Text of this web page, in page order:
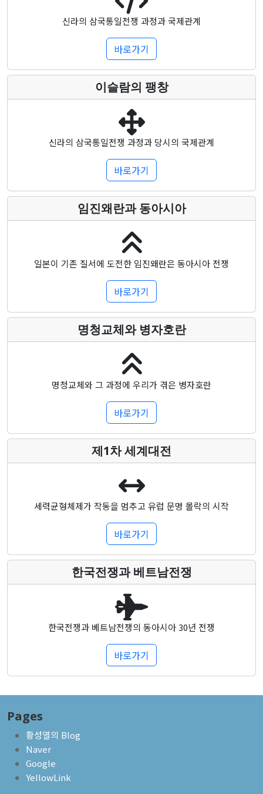
신라의 삼국통일전쟁 과정과 국제관계
바로가기
이슬람의 팽창
신라의 삼국통일전쟁 과정과 당시의 국제관계
바로가기
임진왜란과 동아시아
일본이 기존 질서에 도전한 임진왜란은 동아시아 전쟁
바로가기
명청교체와 병자호란
명청교체와 그 과정에 우리가 겪은 병자호란
바로가기
제1차 세계대전
세력균형체제가 작동을 멈추고 유럽 문명 몰락의 시작
바로가기
한국전쟁과 베트남전쟁
한국전쟁과 베트남전쟁의 동아시아 30년 전쟁
바로가기
Pages
황성열의 Blog
Naver
Google
YellowLink